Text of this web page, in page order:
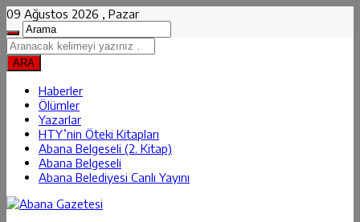
09 Ağustos 2026 , Pazar
Haberler
Ölümler
Yazarlar
HTY’nin Öteki Kitapları
Abana Belgeseli (2. Kitap)
Abana Belgeseli
Abana Belediyesi Canlı Yayını